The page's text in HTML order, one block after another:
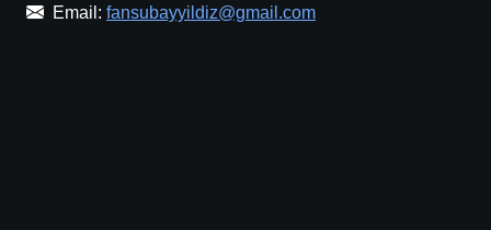
Email: fansubayyildiz@gmail.com